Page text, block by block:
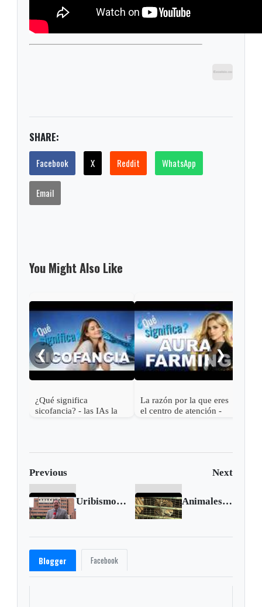
SHARE:
Facebook X Reddit WhatsApp
Email
You Might Also Like
❮
¿Qué significa
sicofancia? - las IAs la
La razón por la que eres
el centro de atención -
❯
Previous Next
Uribismo haría campaña por el no en el plebiscito Animales mueren de hambre en zoológicos de Venezuela
Blogger Facebook